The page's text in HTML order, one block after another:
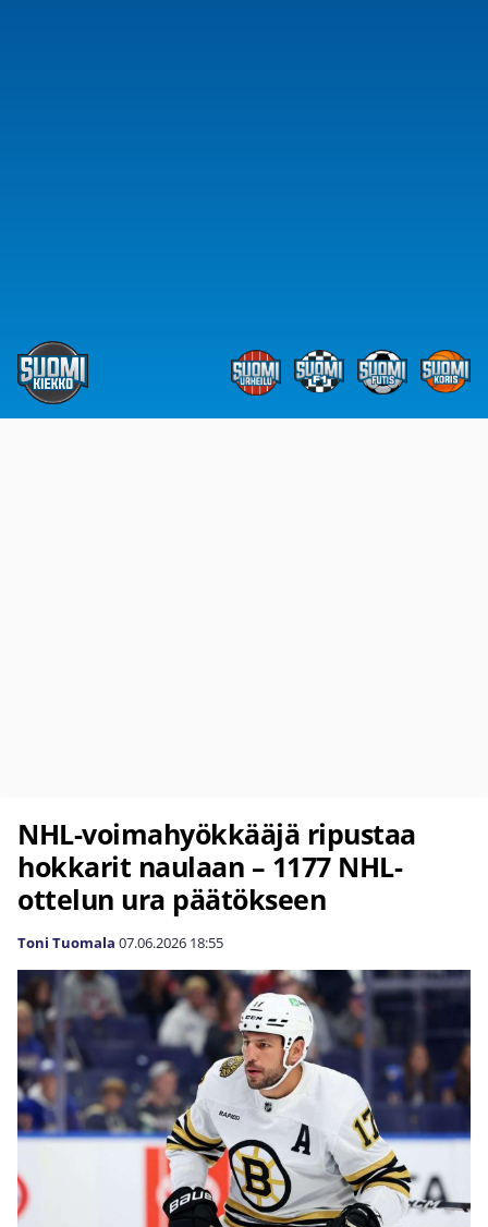
NHL-voimahyökkääjä ripustaa
hokkarit naulaan – 1177 NHL-
ottelun ura päätökseen
Toni Tuomala 07.06.2026 18:55